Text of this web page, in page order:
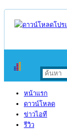
หน้าแรก
ดาวน์โหลด
ข่าวไอที
รีวิว